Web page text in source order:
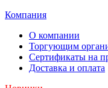
Компания
О компании
Торгующим
Сертификаты на
Доставка и оплата